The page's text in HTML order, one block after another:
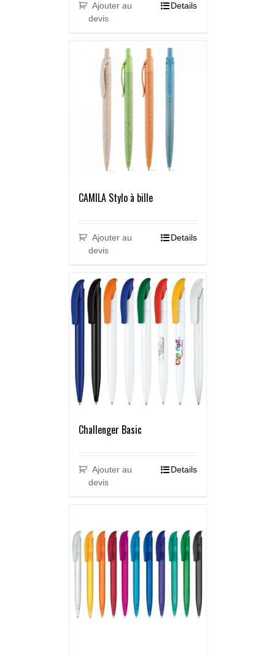
Ajouter au
devis
Details
CAMILA Stylo à bille
Ajouter au
devis
Details
Challenger Basic
Ajouter au
devis
Details